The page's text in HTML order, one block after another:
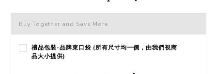
Buy Together and Save More
禮品包裝-品牌束口袋 (所有尺寸均一價，由我們視商
品大小提供)